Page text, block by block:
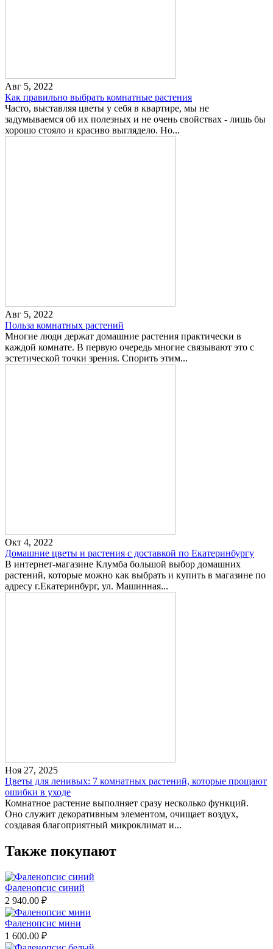
Авг 5, 2022
Как правильно выбрать комнатные растения
Часто, выставляя цветы у себя в квартире, мы не
задумываемся об их полезных и не очень свойствах - лишь бы
хорошо стояло и красиво выглядело. Но...
Авг 5, 2022
Польза комнатных растений
Многие люди держат домашние растения практически в
каждой комнате. В первую очередь многие связывают это с
эстетической точки зрения. Спорить этим...
Окт 4, 2022
Домашние цветы и растения с доставкой по Екатеринбургу
В интернет-магазине Клумба большой выбор домашних
растений, которые можно как выбрать и купить в магазине по
адресу г.Екатеринбург, ул. Машинная...
Ноя 27, 2025
Цветы для ленивых: 7 комнатных растений, которые прощают
ошибки в уходе
Комнатное растение выполняет сразу несколько функций.
Оно служит декоративным элементом, очищает воздух,
создавая благоприятный микроклимат и...
Также покупают
Фаленопсис синий
2 940.00 ₽
Фаленопсис мини
1 600.00 ₽